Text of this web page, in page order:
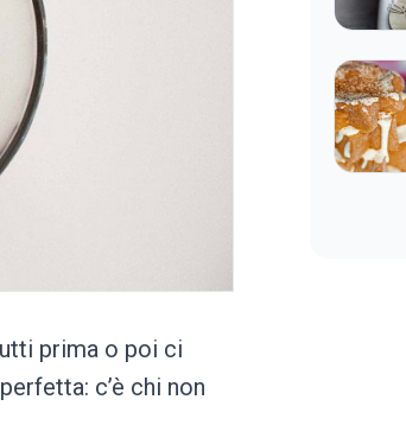
prima o poi ci
c’è chi non